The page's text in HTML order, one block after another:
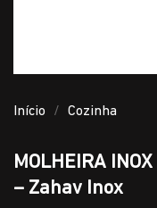
Início / Cozinha
MOLHEIRA
– Zahav Inox